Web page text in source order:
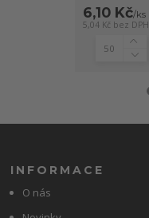
6,10 Kč/ks
5,04 Kč bez DPH
INFORMACE
O nás